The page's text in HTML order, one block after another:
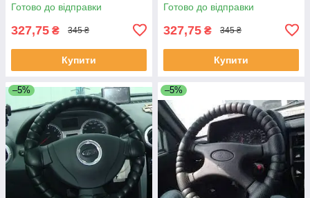
Готово до відправки
327,75 ₴ 345 ₴
Купити
Готово до відправки
327,75 ₴ 345 ₴
Купити
–5% –5%